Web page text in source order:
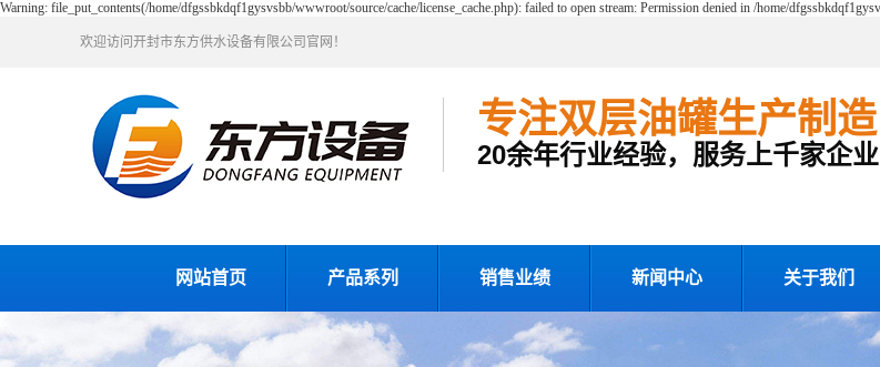
Warning: file_put_contents(/home/dfgssbkdqf1gysvsbb/wwwroot/source/cache/license_cache.php): failed to open stream: Permission denied in /home/
欢迎访问开封市东方供水设备有限公司官网！
专注双层油罐生产制造
20余年行业经验，服务上千家企业
网站首页 产品系列 销售业绩 新闻中心 关于我们